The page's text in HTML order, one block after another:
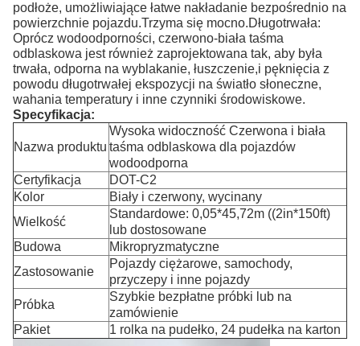
podłoże, umożliwiające łatwe nakładanie bezpośrednio na
powierzchnie pojazdu.Trzyma się mocno.Długotrwała:
Oprócz wodoodporności, czerwono-biała taśma
odblaskowa jest również zaprojektowana tak, aby była
trwała, odporna na wyblakanie, łuszczenie,i pęknięcia z
powodu długotrwałej ekspozycji na światło słoneczne,
wahania temperatury i inne czynniki środowiskowe.
Specyfikacja:
Nazwa produktu
Wysoka widoczność Czerwona i biała
taśma odblaskowa dla pojazdów
wodoodporna
Certyfikacja
DOT-C2
Kolor
Biały i czerwony, wycinany
Wielkość
Standardowe: 0,05*45,72m ((2in*150ft)
lub dostosowane
Budowa
Mikropryzmatyczne
Zastosowanie
Pojazdy ciężarowe, samochody,
przyczepy i inne pojazdy
Próbka
Szybkie bezpłatne próbki lub na
zamówienie
Pakiet
1 rolka na pudełko, 24 pudełka na karton